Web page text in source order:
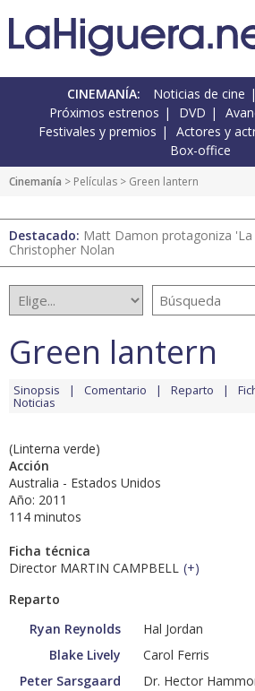
CINEMANÍA: Noticias de cine
Próximos estrenos
DVD
Festivales y premios
Actores y
Box-office
Cinemanía > Películas > Green lantern
Destacado: Matt Damon protagoniza 'La
Christopher Nolan
Green lantern
Sinopsis Comentario Reparto
Noticias
(Linterna verde)
Acción
Australia - Estados Unidos
Año: 2011
114 minutos
Ficha técnica
Director MARTIN CAMPBELL (+)
Reparto
Ryan Reynolds
Hal Jordan
Blake Lively
Carol Ferris
Peter Sarsgaard
Dr. Hector